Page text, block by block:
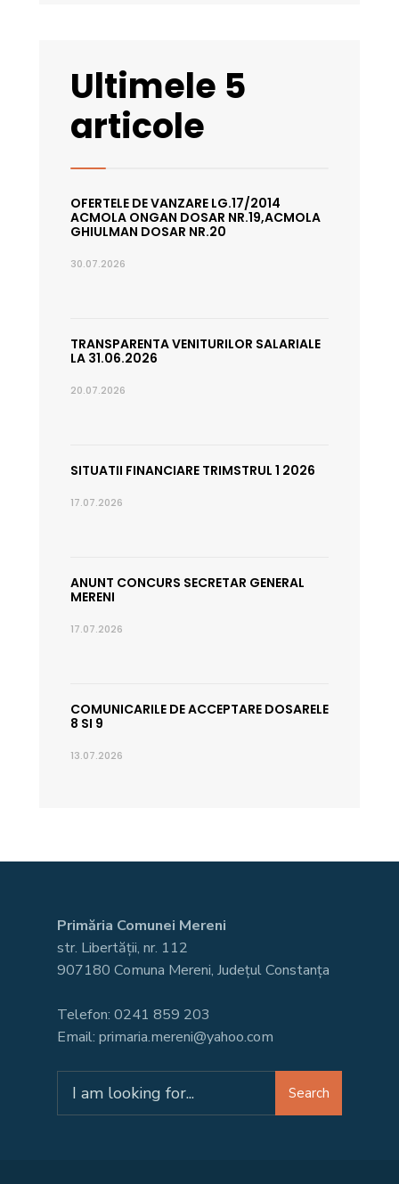
Ultimele 5
articole
OFERTELE DE VANZARE LG.17/2014
ACMOLA ONGAN DOSAR NR.19,ACMOLA
GHIULMAN DOSAR NR.20
30.07.2026
TRANSPARENTA VENITURILOR SALARIALE
LA 31.06.2026
20.07.2026
SITUATII FINANCIARE TRIMSTRUL 1 2026
17.07.2026
ANUNT CONCURS SECRETAR GENERAL
MERENI
17.07.2026
COMUNICARILE DE ACCEPTARE DOSARELE
8 SI 9
13.07.2026
Primăria Comunei Mereni
str. Libertății, nr. 112
907180 Comuna Mereni, Județul Constanța
Telefon: 0241 859 203
Email: primaria.mereni@yahoo.com
for:
Search